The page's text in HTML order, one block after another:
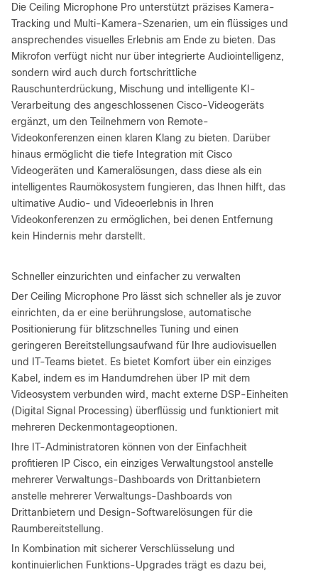
Die Ceiling Microphone Pro unterstützt präzises Kamera-
Tracking und Multi-Kamera-Szenarien, um ein flüssiges und
ansprechendes visuelles Erlebnis am Ende zu bieten. Das
Mikrofon verfügt nicht nur über integrierte Audiointelligenz,
sondern wird auch durch fortschrittliche
Rauschunterdrückung, Mischung und intelligente KI-
Verarbeitung des angeschlossenen Cisco-Videogeräts
ergänzt, um den Teilnehmern von Remote-
Videokonferenzen einen klaren Klang zu bieten. Darüber
hinaus ermöglicht die tiefe Integration mit Cisco
Videogeräten und Kameralösungen, dass diese als ein
intelligentes Raumökosystem fungieren, das Ihnen hilft, das
ultimative Audio- und Videoerlebnis in Ihren
Videokonferenzen zu ermöglichen, bei denen Entfernung
kein Hindernis mehr darstellt.
Schneller einzurichten und einfacher zu verwalten
Der Ceiling Microphone Pro lässt sich schneller als je zuvor
einrichten, da er eine berührungslose, automatische
Positionierung für blitzschnelles Tuning und einen
geringeren Bereitstellungsaufwand für Ihre audiovisuellen
und IT-Teams bietet. Es bietet Komfort über ein einziges
Kabel, indem es im Handumdrehen über IP mit dem
Videosystem verbunden wird, macht externe DSP-Einheiten
(Digital Signal Processing) überflüssig und funktioniert mit
mehreren Deckenmontageoptionen.
Ihre IT-Administratoren können von der Einfachheit
profitieren IP Cisco, ein einziges Verwaltungstool anstelle
mehrerer Verwaltungs-Dashboards von Drittanbietern
anstelle mehrerer Verwaltungs-Dashboards von
Drittanbietern und Design-Softwarelösungen für die
Raumbereitstellung.
In Kombination mit sicherer Verschlüsselung und
kontinuierlichen Funktions-Upgrades trägt es dazu bei,